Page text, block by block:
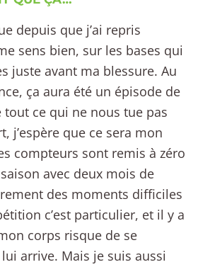
depuis que j’ai repris
sens bien, sur les bases qui
juste avant ma blessure. Au
ça aura été un épisode de
ce qui ne nous tue pas
j’espère que ce sera mon
compteurs sont remis à zéro
avec deux mois de
des moments difficiles
c’est particulier, et il y a
corps risque de se
arrive. Mais je suis aussi